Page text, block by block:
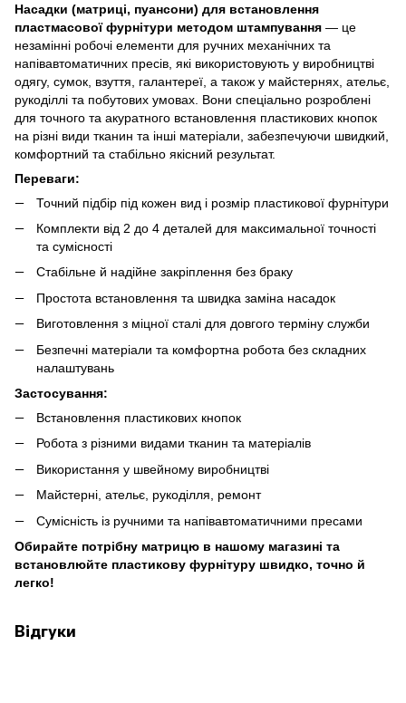
Насадки (матриці, пуансони) для встановлення
пластмасової фурнітури методом штампування — це
незамінні робочі елементи для ручних механічних та
напівавтоматичних пресів, які використовують у виробництві
одягу, сумок, взуття, галантереї, а також у майстернях, ательє,
рукоділлі та побутових умовах. Вони спеціально розроблені
для точного та акуратного встановлення пластикових кнопок
на різні види тканин та інші матеріали, забезпечуючи швидкий,
комфортний та стабільно якісний результат.
Переваги:
Точний підбір під кожен вид і розмір пластикової фурнітури
Комплекти від 2 до 4 деталей для максимальної точності
та сумісності
Стабільне й надійне закріплення без браку
Простота встановлення та швидка заміна насадок
Виготовлення з міцної сталі для довгого терміну служби
Безпечні матеріали та комфортна робота без складних
налаштувань
Застосування:
Встановлення пластикових кнопок
Робота з різними видами тканин та матеріалів
Використання у швейному виробництві
Майстерні, ательє, рукоділля, ремонт
Сумісність із ручними та напівавтоматичними пресами
Обирайте потрібну матрицю в нашому магазині та
встановлюйте пластикову фурнітуру швидко, точно й
легко!
Відгуки